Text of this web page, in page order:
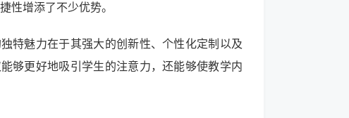
性增添了不少优势。
特魅力在于其强大的创新性、个性化定制以及
够更好地吸引学生的注意力，还能够使教学内